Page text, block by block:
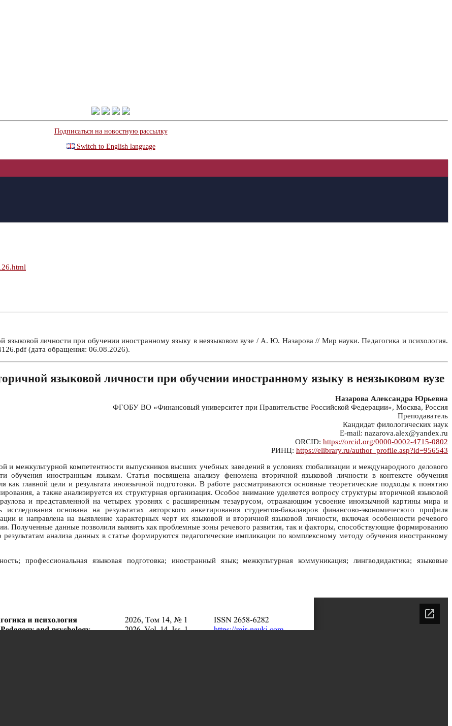
Подписаться на новостную рассылку
Switch to English language
языковой личности при обучении иностранному языку в неязыковом вузе / А. Ю. Назарова // Мир науки. Педагогика и психология.
(дата обращения: 06.08.2026).
языковой личности при обучении иностранному языку в неязыковом вузе
Назарова Александра Юрьевна
ФГОБУ ВО «Финансовый университет при Правительстве Российской Федерации», Москва, Россия
Преподаватель
Кандидат филологических наук
E-mail: nazarova.alex@yandex.ru
ORCID: https://orcid.org/0000-0002-4715-0802
РИНЦ: https://elibrary.ru/author_profile.asp?id=956543
и межкультурной компетентности выпускников высших учебных заведений в условиях глобализации и международного делового
обучения иностранным языкам. Статья посвящена анализу феномена вторичной языковой личности в контексте обучения
как главной цели и результата иноязычной подготовки. В работе рассматриваются основные теоретические подходы к понятию
а также анализируется их структурная организация. Особое внимание уделяется вопросу структуры вторичной языковой
и представленной на четырех уровнях с расширенным тезаурусом, отражающим усвоение иноязычной картины мира и
основана на результатах авторского анкетирования студентов-бакалавров финансово-экономического профиля
и направлена на выявление характерных черт их языковой и вторичной языковой личности, включая особенности речевого
Полученные данные позволили выявить как проблемные зоны речевого развития, так и факторы, способствующие формированию
анализа данных в статье формируются педагогические импликации по комплексному методу обучения иностранному
профессиональная языковая подготовка; иностранный язык; межкультурная коммуникация; лингводидактика; языковые